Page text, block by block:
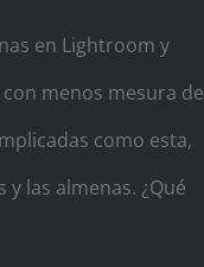
en Lightroom y
menos mesura de
como esta,
las almenas. ¿Qué